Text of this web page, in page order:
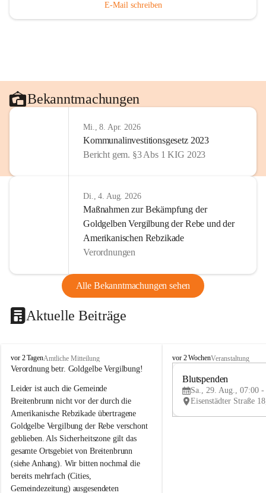
E-Mail schreiben
Bekanntmachungen
Mi., 8. Apr. 2026
Kommunalinvestitionsgesetz 2023
Bericht gem. §3 Abs 1 KIG 2023
Di., 4. Aug. 2026
Maßnahmen zur Bekämpfung der
Goldgelben Vergilbung der Rebe und der
Amerikanischen Rebzikade
Verordnungen
Alle Bekanntmachungen sehen
Aktuelle Beiträge
B
r
i
t
e
n
b
r
u
n
n
a
vor 2 TagenAmtliche Mitteilung
Verordnung betr. Goldgelbe Vergilbung!
Leider ist auch die Gemeinde
Breitenbrunn nicht vor der durch die
Amerikanische Rebzikade übertragene
Goldgelbe Vergilbung der Rebe verschont
geblieben. Als Sicherheitszone gilt das
gesamte Ortsgebiet von Breitenbrunn
(siehe Anhang). Wir bitten nochmal die
bereits mehrfach (Cities,
Gemeindezeitung) ausgesendeten
B
e
vor 2 WochenVeranstaltung
Blutspenden
Sa., 29. Aug., 07:00 -